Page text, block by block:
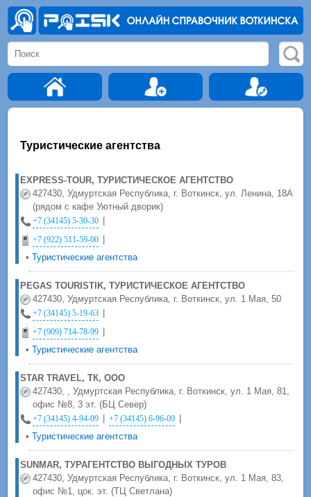
Туристические агентства
EXPRESS-TOUR, ТУРИСТИЧЕСКОЕ АГЕНТСТВО
427430, Удмуртская Республика, г. Воткинск, ул. Ленина, 18А
(рядом с кафе Уютный дворик)
+7 (34145) 5-30-30 |
+7 (922) 511-59-00 |
• Туристические агентства
PEGAS TOURISTIK, ТУРИСТИЧЕСКОЕ АГЕНТСТВО
427430, Удмуртская Республика, г. Воткинск, ул. 1 Мая, 50
+7 (34145) 5-19-63 |
+7 (909) 714-78-99 |
• Туристические агентства
STAR TRAVEL, ТК, ООО
427430, , Удмуртская Республика, г. Воткинск, ул. 1 Мая, 81,
офис №8, 3 эт. (БЦ Север)
+7 (34145) 4-94-09 | +7 (34145) 6-96-09 |
• Туристические агентства
SUNMAR, ТУРАГЕНТСТВО ВЫГОДНЫХ ТУРОВ
427430, Удмуртская Республика, г. Воткинск, ул. 1 Мая, 83,
офис №1, цок. эт. (ТЦ Светлана)